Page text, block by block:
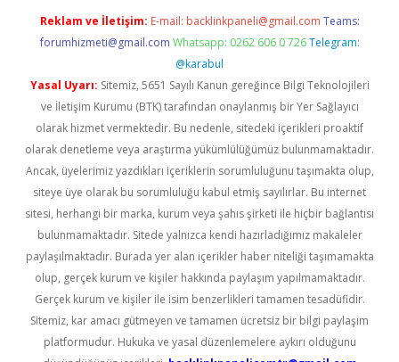
Reklam ve İletişim: E-mail: backlinkpaneli@gmail.com Teams:
forumhizmeti@gmail.com Whatsapp: 0262 606 0 726 Telegram:
@karabul
Yasal Uyarı: Sitemiz, 5651 Sayılı Kanun gereğince Bilgi Teknolojileri
ve İletişim Kurumu (BTK) tarafından onaylanmış bir Yer Sağlayıcı
olarak hizmet vermektedir. Bu nedenle, sitedeki içerikleri proaktif
olarak denetleme veya araştırma yükümlülüğümüz bulunmamaktadır.
Ancak, üyelerimiz yazdıkları içeriklerin sorumluluğunu taşımakta olup,
siteye üye olarak bu sorumluluğu kabul etmiş sayılırlar. Bu internet
sitesi, herhangi bir marka, kurum veya şahıs şirketi ile hiçbir bağlantısı
bulunmamaktadır. Sitede yalnızca kendi hazırladığımız makaleler
paylaşılmaktadır. Burada yer alan içerikler haber niteliği taşımamakta
olup, gerçek kurum ve kişiler hakkında paylaşım yapılmamaktadır.
Gerçek kurum ve kişiler ile isim benzerlikleri tamamen tesadüfidir.
Sitemiz, kar amacı gütmeyen ve tamamen ücretsiz bir bilgi paylaşım
platformudur. Hukuka ve yasal düzenlemelere aykırı olduğunu